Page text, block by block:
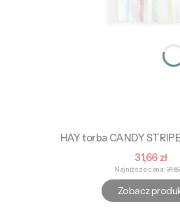
HAY torba CANDY
Cena
31,66 zł
Najniższa cena:
Zobacz